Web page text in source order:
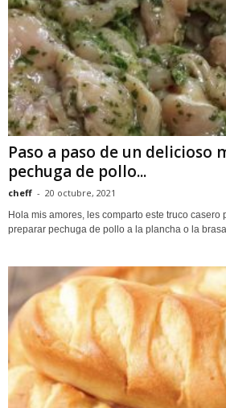
Paso a paso de un delicioso
pechuga de pollo...
cheff - 20 octubre, 2021
Hola mis amores, les comparto este truco casero
preparar pechuga de pollo a la plancha o la